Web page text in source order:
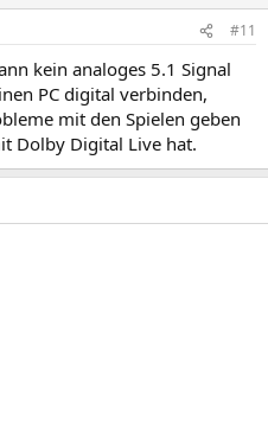
#11
kein analoges 5.1 Signal
PC digital verbinden,
mit den Spielen geben
Dolby Digital Live hat.